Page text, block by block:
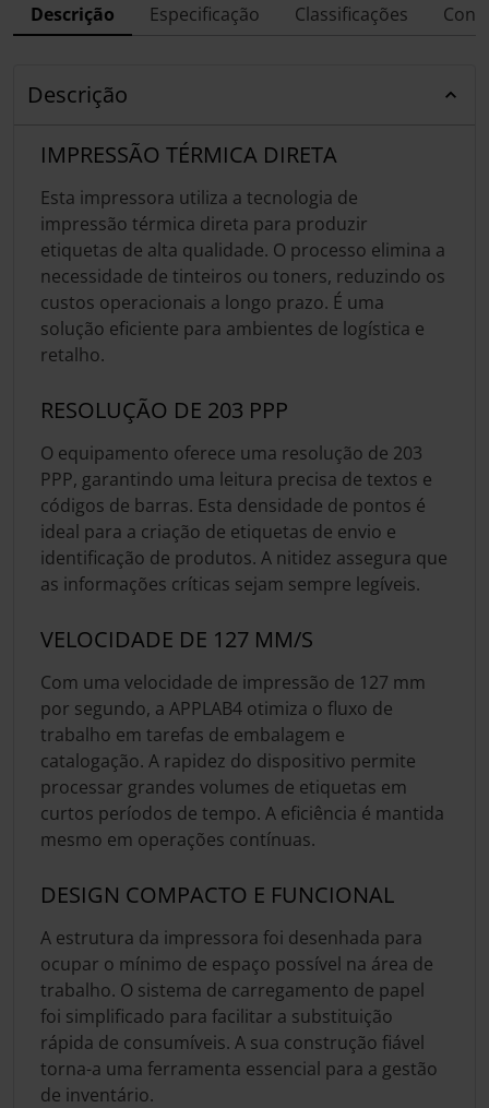
Descrição Especificação Classificações
Descrição
IMPRESSÃO TÉRMICA DIRETA
Esta impressora utiliza a tecnologia de
impressão térmica direta para produzir
etiquetas de alta qualidade. O processo elimina a
necessidade de tinteiros ou toners, reduzindo os
custos operacionais a longo prazo. É uma
solução eficiente para ambientes de logística e
retalho.
RESOLUÇÃO DE 203 PPP
O equipamento oferece uma resolução de 203
PPP, garantindo uma leitura precisa de textos e
códigos de barras. Esta densidade de pontos é
ideal para a criação de etiquetas de envio e
identificação de produtos. A nitidez assegura que
as informações críticas sejam sempre legíveis.
VELOCIDADE DE 127 MM/S
Com uma velocidade de impressão de 127 mm
por segundo, a APPLAB4 otimiza o fluxo de
trabalho em tarefas de embalagem e
catalogação. A rapidez do dispositivo permite
processar grandes volumes de etiquetas em
curtos períodos de tempo. A eficiência é mantida
mesmo em operações contínuas.
DESIGN COMPACTO E FUNCIONAL
A estrutura da impressora foi desenhada para
ocupar o mínimo de espaço possível na área de
trabalho. O sistema de carregamento de papel
foi simplificado para facilitar a substituição
rápida de consumíveis. A sua construção fiável
torna-a uma ferramenta essencial para a gestão
de inventário.